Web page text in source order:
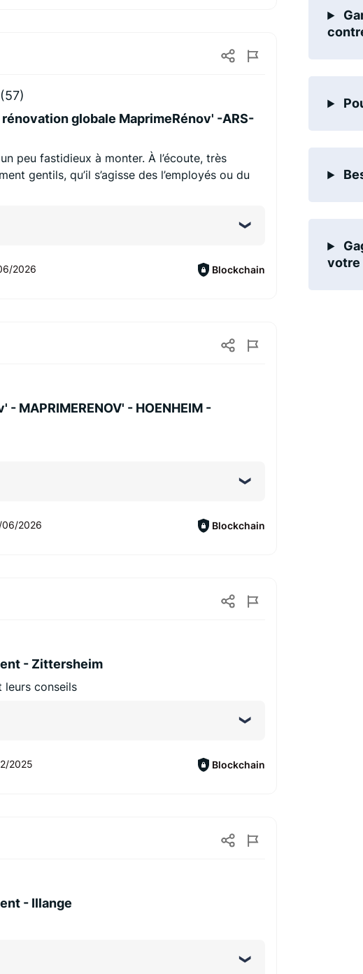
globale MaprimeRénov' -ARS-
peu fastidieux à monter. À l’écoute, très
gentils, qu’il s’agisse des l’employés ou du
2026 Blockchain
MAPRIMERENOV' - HOENHEIM -
06/2026 Blockchain
- Zittersheim
conseils
2025 Blockchain
- Illange
votre